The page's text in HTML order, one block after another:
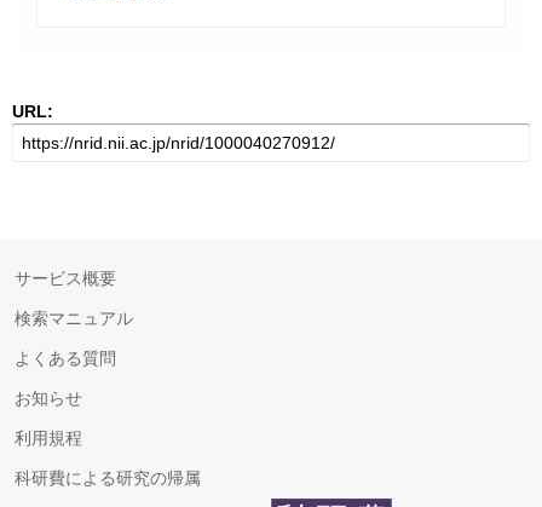
URL:
サービス概要
検索マニュアル
よくある質問
お知らせ
利用規程
科研費による研究の帰属